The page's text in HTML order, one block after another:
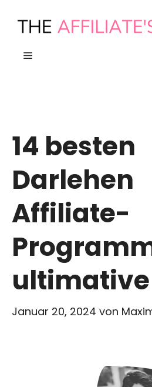
Inhalt
MENÜ
14 besten
Darlehen
Affiliate-
ultimative
Januar 20, 2024 von